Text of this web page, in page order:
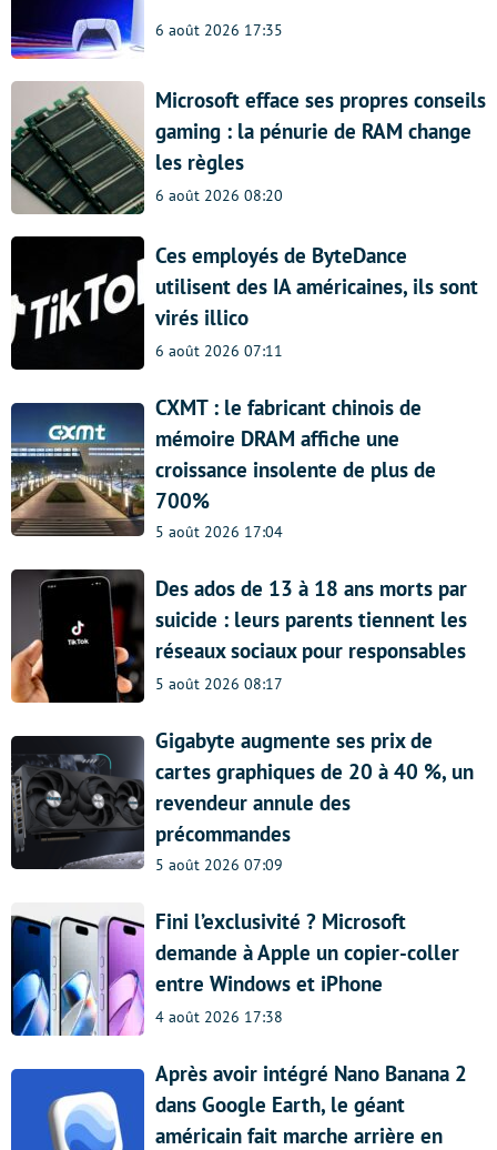
6 août 2026 17:35
Microsoft efface ses propres conseils
gaming : la pénurie de RAM change
les règles
6 août 2026 08:20
Ces employés de ByteDance
utilisent des IA américaines, ils sont
virés illico
6 août 2026 07:11
CXMT : le fabricant chinois de
mémoire DRAM affiche une
croissance insolente de plus de
700%
5 août 2026 17:04
Des ados de 13 à 18 ans morts par
suicide : leurs parents tiennent les
réseaux sociaux pour responsables
5 août 2026 08:17
Gigabyte augmente ses prix de
cartes graphiques de 20 à 40 %, un
revendeur annule des
précommandes
5 août 2026 07:09
Fini l’exclusivité ? Microsoft
demande à Apple un copier-coller
entre Windows et iPhone
4 août 2026 17:38
Après avoir intégré Nano Banana 2
dans Google Earth, le géant
américain fait marche arrière en